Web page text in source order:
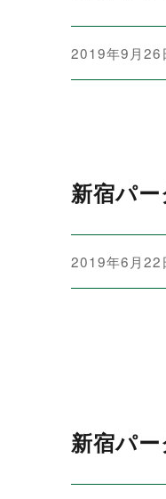
投
日:
2019年9月26
新宿パ
投
日:
2019年6月22
新宿パ